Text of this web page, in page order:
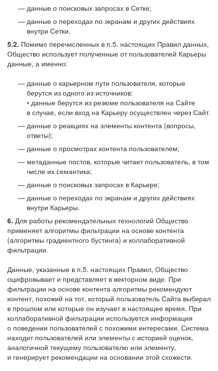
данные о поисковых запросах в Сетке;
данные о переходах по экранам и других действиях
внутри Сетки.
5.2. Помимо перечисленных в п.5. настоящих Правил данных,
Общество использует полученные от пользователей Карьеры
данные, а именно:
данные о карьерном пути пользователя, которые
берутся из одного из источников:
• данные берутся из резюме пользователя на Сайте
в случае, если вход на Карьеру осуществлен через Сайт.
данные о реакциях на элементы контента (вопросы,
ответы);
данные о просмотрах контента пользователем;
метаданные постов, которые читает пользователь, в том
числе их семантика;
данные о поисковых запросах в Карьере;
данные о переходах по экранам и других действиях
внутри Карьеры.
6. Для работы рекомендательных технологий Общество
применяет алгоритмы фильтрации на основе контента
(алгоритмы градиентного бустинга) и коллаборативной
фильтрации.
Данные, указанные в п.5. настоящих Правил, Общество
оцифровывает и представляет в векторном виде. При
фильтрации на основе контента алгоритмы рекомендуют
контент, похожий на тот, который пользователь Сайта выбирал
в прошлом или которые он изучает в настоящее время. При
коллаборативной фильтрации используется информация
о поведении пользователей с похожими интересами. Система
находит пользователей или элементы с историей оценок,
аналогичной текущему пользователю или элементу,
и генерирует рекомендации на основании этой схожести.